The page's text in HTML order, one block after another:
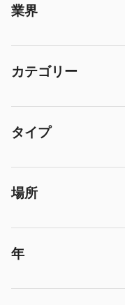
業界
カテゴリー
タイプ
場所
年